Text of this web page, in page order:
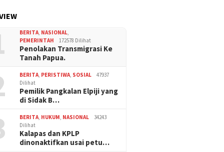
BERITA, NASIONAL,
PEMERINTAH
172578 Dilihat
Penolakan Transmigrasi Ke
Tanah Papua.
BERITA, PERISTIWA, SOSIAL
47937
Dilihat
Pemilik Pangkalan Elpiji yang
di Sidak B…
BERITA, HUKUM, NASIONAL
34243
Dilihat
Kalapas dan KPLP
dinonaktifkan usai petu…